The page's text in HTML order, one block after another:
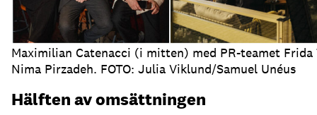
Maximilian Catenacci (i mitten) med PR-teamet Frida
Nima Pirzadeh. FOTO: Julia Viklund/Samuel Unéus
Hälften av omsättningen